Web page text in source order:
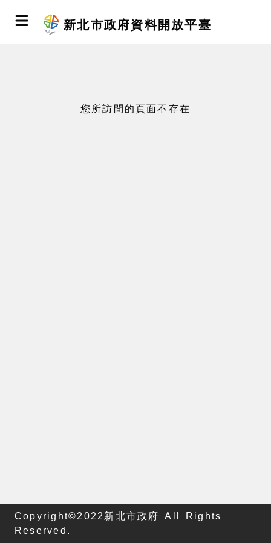
新北市政府資料開放平臺
您所訪問的頁面不存在
Copyright©2022新北市政府 All Rights
Reserved.